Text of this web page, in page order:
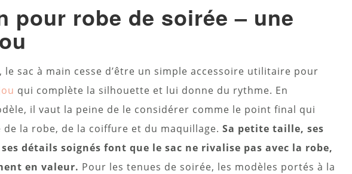
pour robe de soirée – une
le sac à main cesse d’être un simple accessoire utilitaire pour
qui complète la silhouette et lui donne du rythme. En
il vaut la peine de le considérer comme le point final qui
de la robe, de la coiffure et du maquillage. Sa petite taille, ses
détails soignés font que le sac ne rivalise pas avec la robe,
en valeur. Pour les tenues de soirée, les modèles portés à la